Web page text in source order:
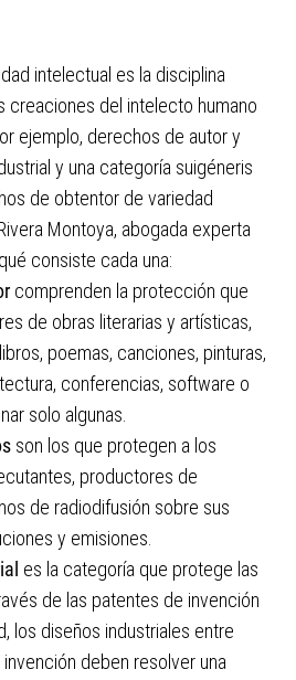
intelectual es la disciplina
creaciones del intelecto humano
ejemplo, derechos de autor y
y una categoría suigéneris
de obtentor de variedad
Montoya, abogada experta
consiste cada una:
comprenden la protección que
de obras literarias y artísticas,
poemas, canciones, pinturas,
conferencias, software o
solo algunas.
son los que protegen a los
productores de
de radiodifusión sobre sus
y emisiones.
es la categoría que protege las
de las patentes de invención
los diseños industriales entre
deben resolver una